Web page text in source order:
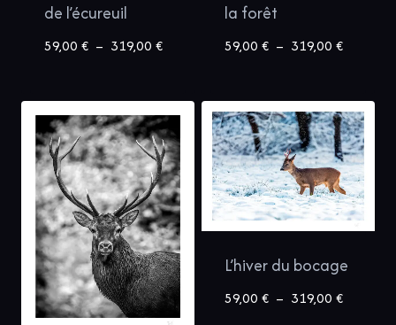
de l’écureuil
59,00 € – 319,00 €Plage
59,00 €
à
319,00 €
la forêt
59,00 € – 319,00 €Plage
59,00 €
à
319,00 €
L’hiver du bocage
59,00 € – 319,00 €Plage